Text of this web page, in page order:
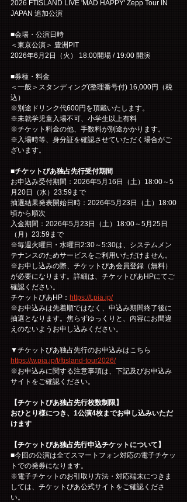
2026 FTISLAND LIVE 'MAD HAPPY' Zepp Tour IN
JAPAN 追加公演
■会場・公演日時
＜東京公演＞ 豊洲PIT
2026年6月2日（火） 18:00開場 / 19:00 開演
■券種・料金
＜一般＞スタンディング(整理番号付) 16,000円（税
込）
※別途ドリンク代600円を頂戴いたします。
※未就学児童入場不可、小学生以上有料
※チケット料金の他、手数料が別途かかります。
※入場時等、身分証を確認させていただく場合がご
ざいます。
■チケットぴあ独占先行受付期間
お申込み受付期間：2026年5月16日（土）18:00～5
月20日（水）23:59まで
抽選結果発表開始日時：2026年5月23日（土）18:00
頃から順次
入金期間：2026年5月23日（土）18:00～5月25日
（月）23:59まで
※毎週火曜日・水曜日2:30～5:30は、システムメン
テナンスのためサービスをご利用いただけません。
※お申し込みの際、チケットぴあ会員登録（無料）
が必要になります。詳細は、チケットぴあHPにてご
確認ください。
チケットぴあHP： https://t.pia.jp/
※お申込みは先着順ではなく、申込み期間終了後に
抽選となります。焦らずゆっくりと、内容にお間違
えのないようお申し込みください。
▼チケットぴあ独占先行のお申込みはこちら
https://w.pia.jp/t/ftisland-tour2026/
※お申込みに関する注意事項は、下記及びお申込み
サイトをご確認ください。
【チケットぴあ独占先行枚数制限】
おひとり様につき、1公演4枚までお申し込みいただ
けます
【チケットぴあ独占先行申込チケットについて】
■今回の公演は全てスマートフォン対応の電子チケッ
トでの発券になります。
※電子チケットのお引取り方法・対応端末につきま
しては、チケットぴあ公式サイトをご確認くださ
い。